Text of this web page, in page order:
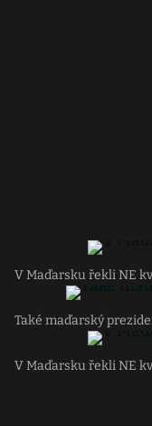
V Maďarsku řekli NE
Také maďarský
V Maďarsku řekli NE